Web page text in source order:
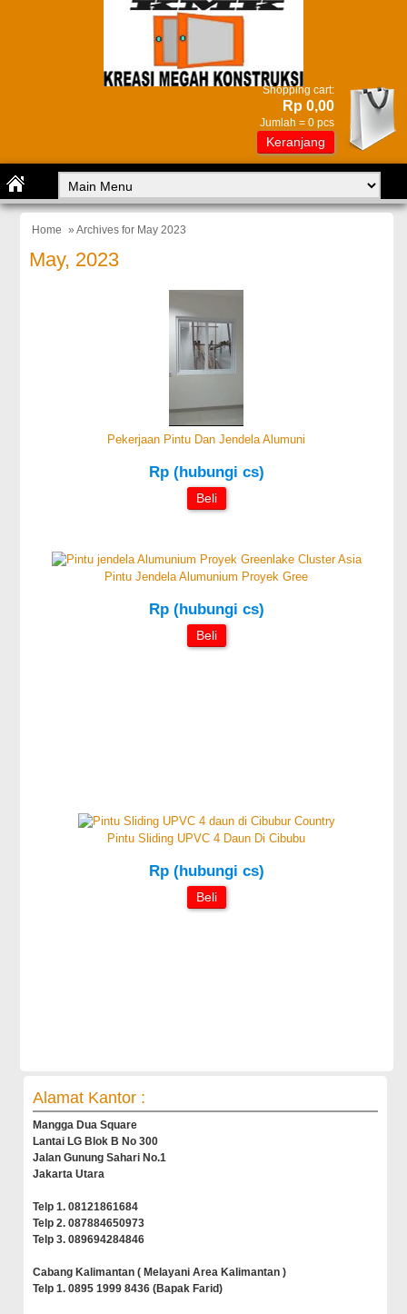
Shopping cart:
Rp 0,00
Jumlah = 0 pcs
Keranjang
Home » Archives for May 2023
May, 2023
Pekerjaan Pintu Dan Jendela Alumuni
Rp (hubungi cs)
Beli
Pintu Jendela Alumunium Proyek Gree
Rp (hubungi cs)
Beli
Pintu Sliding UPVC 4 Daun Di Cibubu
Rp (hubungi cs)
Beli
Alamat Kantor :
Mangga Dua Square
Lantai LG Blok B No 300
Jalan Gunung Sahari No.1
Jakarta Utara
Telp 1. 08121861684
Telp 2. 087884650973
Telp 3. 089694284846
Cabang Kalimantan ( Melayani Area Kalimantan )
Telp 1. 0895 1999 8436 (Bapak Farid)